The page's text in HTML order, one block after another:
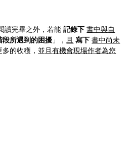
讀完畢之外，若能記錄下 書中與自
段所遇到的困擾 」， 且 寫下書中尚未
多的收穫，並且有機會現場作者為您